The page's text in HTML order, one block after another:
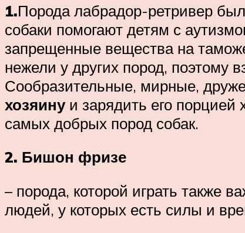
1.Порода лабрадор-ретривер
собаки помогают детям с
запрещенные вещества на
нежели у других пород, поэтому
Сообразительные, мирные,
хозяинуи зарядить его порцией
самых добрых пород собак.
2. Бишон фризе
– порода, которой играть также
людей, у которых есть силы и